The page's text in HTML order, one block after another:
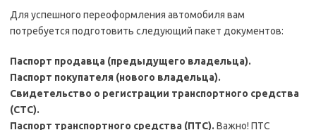
Для успешного переоформления автомобиля вам
потребуется подготовить следующий пакет документов:
Паспорт продавца (предыдущего владельца).
Паспорт покупателя (нового владельца).
Свидетельство о регистрации транспортного средства
(СТС).
Паспорт транспортного средства (ПТС). Важно! ПТС